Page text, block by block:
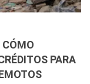
PARA